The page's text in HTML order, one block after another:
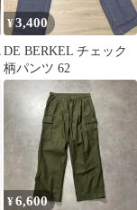
¥3,400
DE BERKEL チェック
柄パンツ 62
¥6,600